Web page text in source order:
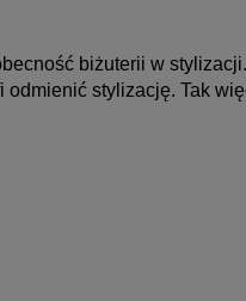
biżuterii w
stylizację. Tak